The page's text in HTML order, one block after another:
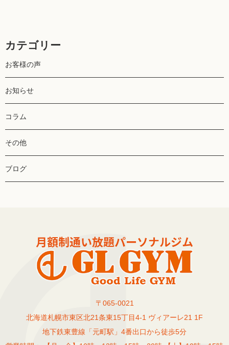
カテゴリー
お客様の声
お知らせ
コラム
その他
ブログ
〒065-0021
北海道札幌市東区北21条東15丁目4-1 ヴィアーレ21 1F
地下鉄東豊線「元町駅」4番出口から徒歩5分